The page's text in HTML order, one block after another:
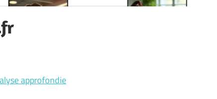
approfondie